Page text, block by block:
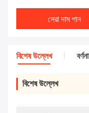
সেরা দাম পান
বিশেষ উল্লেখ বর্ণনা
বিশেষ উল্লেখ